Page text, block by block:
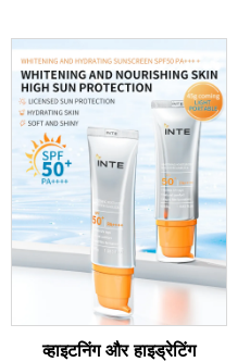
व्हाइटनिंग और हाइड्रेटिंग